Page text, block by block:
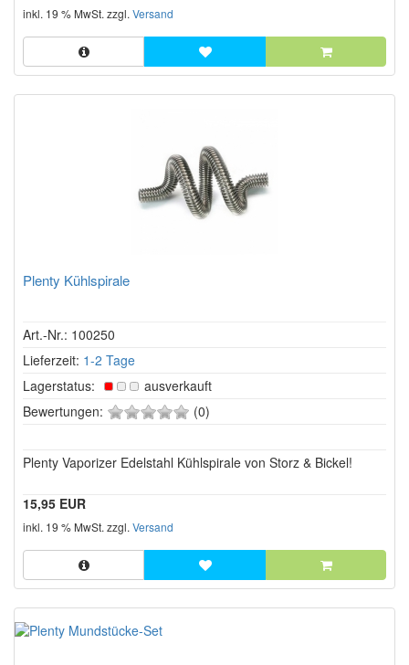
inkl. 19 % MwSt. zzgl. Versand
Plenty Kühlspirale
Art.-Nr.: 100250
Lieferzeit: 1-2 Tage
Lagerstatus:
ausverkauft
Bewertungen:
0
Sternen!
(0)
Plenty Vaporizer Edelstahl Kühlspirale von Storz & Bickel!
15,95 EUR
inkl. 19 % MwSt. zzgl. Versand